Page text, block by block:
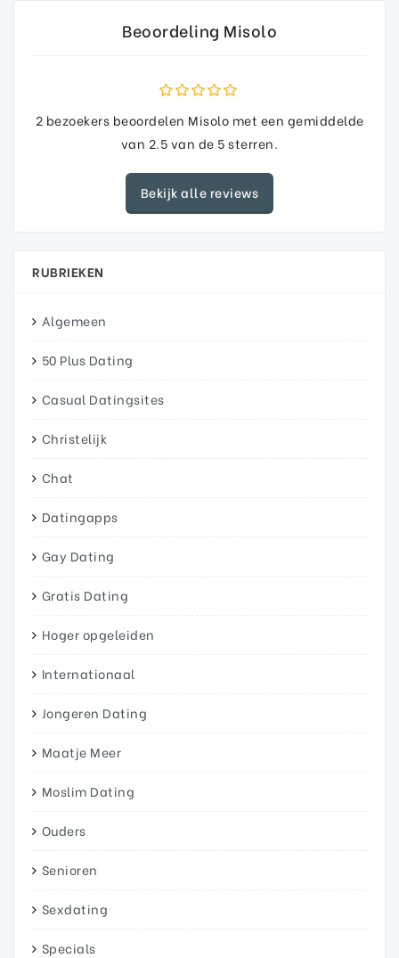
Beoordeling Misolo
2 bezoekers beoordelen Misolo met een gemiddelde
van 2.5van de 5sterren.
Bekijk alle reviews
RUBRIEKEN
Algemeen
50 Plus Dating
Casual Datingsites
Christelijk
Chat
Datingapps
Gay Dating
Gratis Dating
Hoger opgeleiden
Internationaal
Jongeren Dating
Maatje Meer
Moslim Dating
Ouders
Senioren
Sexdating
Specials